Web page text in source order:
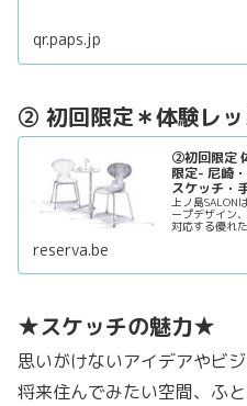
qr.paps.jp
② 初回限定＊体験レ
②初回限定
限定- 尼崎
スケッチ・
上ノ島SALON
ープデザイン
対応する優れ
備えたい人に…
reserva.be
★スケッチの魅力★
思いがけないアイデアやビ
将来住んでみたい空間、ふ